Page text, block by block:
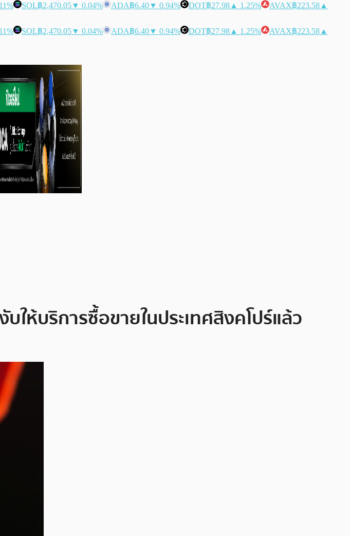
SOL฿2,470.05▼ 0.04% ADA฿6.40▼ 0.94% DOT฿27.98 ▲ 1.25% AVAX฿223.58 ▲
SOL฿2,470.05▼ 0.04% ADA฿6.40▼ 0.94% DOT฿27.98 ▲ 1.25% AVAX฿223.58 ▲
ให้บริการซื้อขายในประเทศสิงคโปร์แล้ว